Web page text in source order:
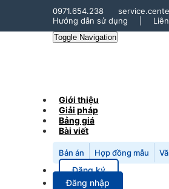
0971.654.238
Hướng dẫn sử dụng
Toggle Navigation
Giới thiệu
Giải pháp
Bảng giá
Bài viết
Bản án Hợp đồng mẫu
Đăng ký
Đăng nhập